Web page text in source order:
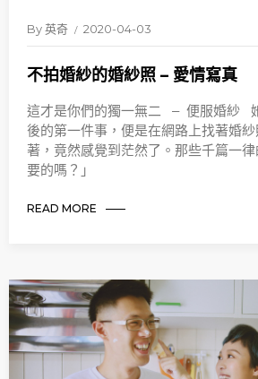
By英奇 2020-04-03
不拍婚紗的婚紗照 – 愛情寫真
這才是你們的獨一無二 – 便服婚紗
後的第一件事，便是在網路上找著婚
著，竟然感覺到茫然了。那些千篇一
要的嗎？」
READ MORE